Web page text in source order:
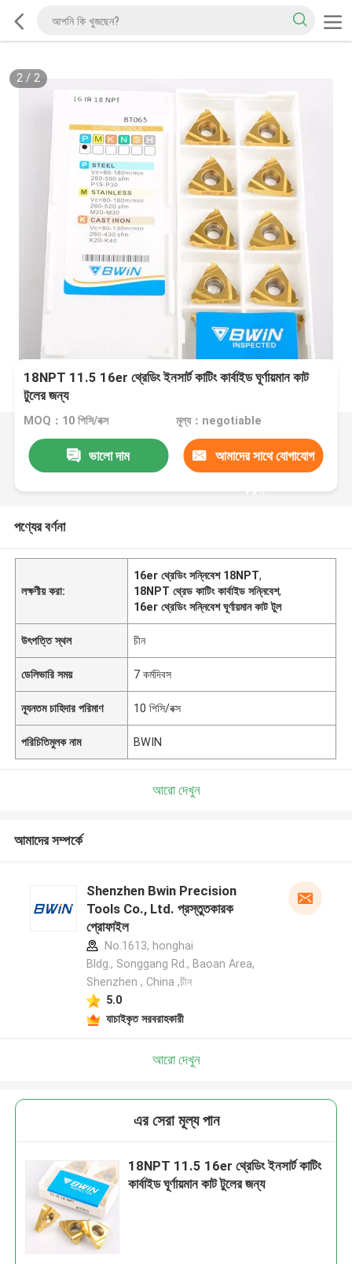
2/ 2
18NPT 11.5 16er থ্রেডিং ইনসার্ট কাটিং কার্বাইড ঘূর্ণায়মান কাট
টুলের জন্য
MOQ：10 পিসি/বক্স মূল্য：negotiable
ভালো দাম আমাদের সাথে যোগাযোগ
করুন
পণ্যের বর্ণনা
লক্ষণীয় করা:
16er থ্রেডিং সন্নিবেশ 18NPT,
18NPT থ্রেড কাটিং কার্বাইড সন্নিবেশ,
16er থ্রেডিং সন্নিবেশ ঘূর্ণায়মান কাট টুল
উৎপত্তি স্থল চীন
ডেলিভারি সময় 7 কর্মদিবস
ন্যূনতম চাহিদার পরিমাণ 10 পিসি/বক্স
পরিচিতিমুলক নাম BWIN
আরো দেখুন
আমাদের সম্পর্কে
Shenzhen Bwin Precision
Tools Co., Ltd. প্রস্তুতকারক
প্রোফাইল
No.1613, honghai
Bldg., Songgang Rd., Baoan Area,
Shenzhen , China ,চীন
5.0
যাচাইকৃত সরবরাহকারী
আরো দেখুন
এর সেরা মূল্য পান
18NPT 11.5 16er থ্রেডিং ইনসার্ট কাটিং
কার্বাইড ঘূর্ণায়মান কাট টুলের জন্য